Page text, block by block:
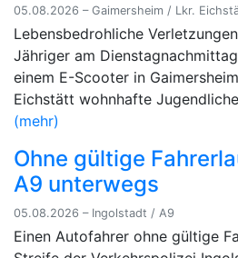
05.08.2026 – Gaimersheim / Lkr.
Lebensbedrohliche
Jähriger am
einem E-Scooter in
Eichstätt wohnhafte
(mehr)
Ohne gültige
A9 unterwegs
05.08.2026 – Ingolstadt / A9
Einen Autofahrer ohne gültige